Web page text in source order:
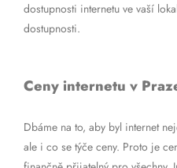
dostupnosti internetu ve vaší
dostupnosti.
Ceny internetu v
Dbáme na to, aby byl internet
ale i co se týče ceny. Proto je